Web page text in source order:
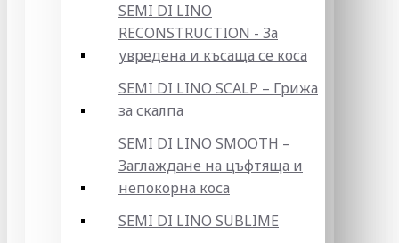
SEMI DI LINO
RECONSTRUCTION - За
увредена и късаща се коса
SEMI DI LINO SCALP – Грижа
за скалпа
SEMI DI LINO SMOOTH –
Заглаждане на цъфтяща и
непокорна коса
SEMI DI LINO SUBLIME